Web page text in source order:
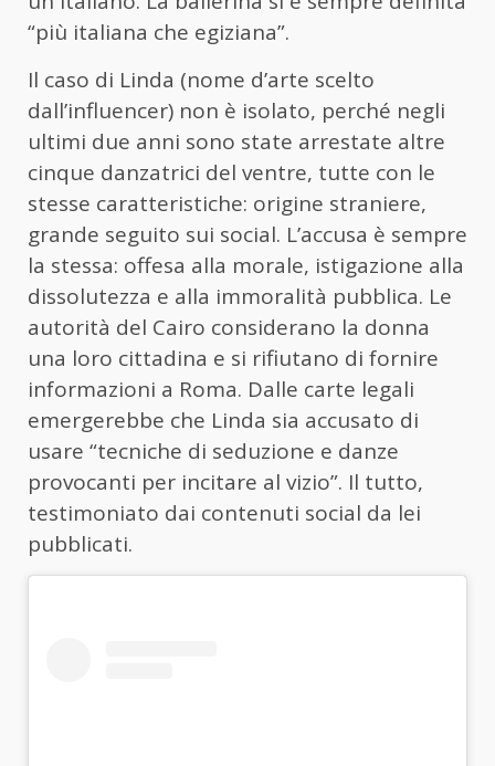
“più italiana che egiziana”.
Il caso di Linda (nome d’arte scelto
dall’influencer) non è isolato, perché negli
ultimi due anni sono state arrestate altre
cinque danzatrici del ventre, tutte con le
stesse caratteristiche: origine straniere,
grande seguito sui social. L’accusa è sempre
la stessa: offesa alla morale, istigazione alla
dissolutezza e alla immoralità pubblica. Le
autorità del Cairo considerano la donna
una loro cittadina e si rifiutano di fornire
informazioni a Roma. Dalle carte legali
emergerebbe che Linda sia accusato di
usare “tecniche di seduzione e danze
provocanti per incitare al vizio”. Il tutto,
testimoniato dai contenuti social da lei
pubblicati.